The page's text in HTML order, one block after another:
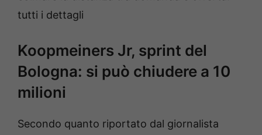
tutti i dettagli
Koopmeiners Jr, sprint del
Bologna: si può chiudere a 10
milioni
Secondo quanto riportato dal giornalista